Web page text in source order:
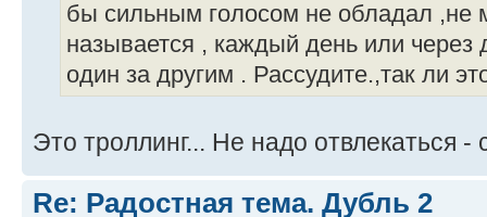
бы сильным голосом не обладал ,не
называется , каждый день или через
один за другим . Рассудите.,так ли
Это троллинг... Не надо отвлекаться
Re: Радостная тема. Дубль 2